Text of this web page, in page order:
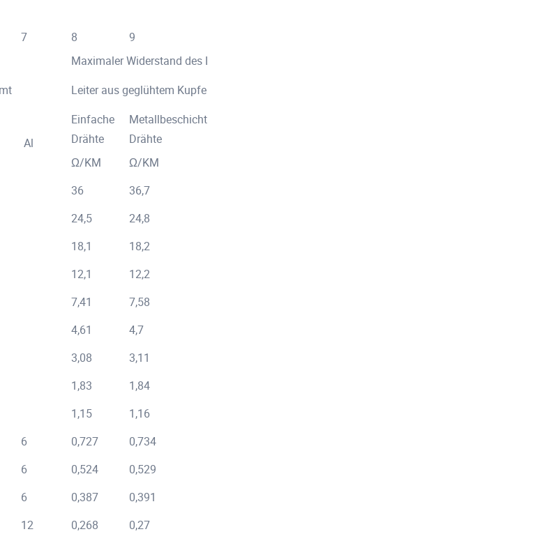
7 8 9
Maximaler Widerstand des Leiters bei 20ºC
Leiter aus geglühtem Kupfer
Al
Einfache
Drähte
Metallbeschichtete
Drähte
Ω/KM Ω/KM
36
36,7
24,5
24,8
18,1
18,2
12,1
12,2
7,41
7,58
4,61
4,7
3,08
3,11
1,83 1,84
1,15 1,16
6 0,727 0,734
6 0,524 0,529
6 0,387 0,391
12 0,268 0,27